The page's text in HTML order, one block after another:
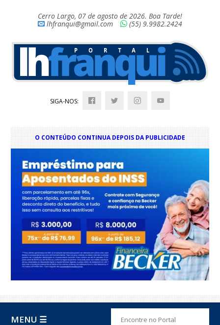
Cerro Largo, 07 de agosto de 2026. Boa Tarde!
lhfranqui@gmail.com
(55) 9.9982.2424
SIGA-NOS:
O CONTEÚDO CONTINUA DEPOIS DA PUBLICIDADE
MENU ☰